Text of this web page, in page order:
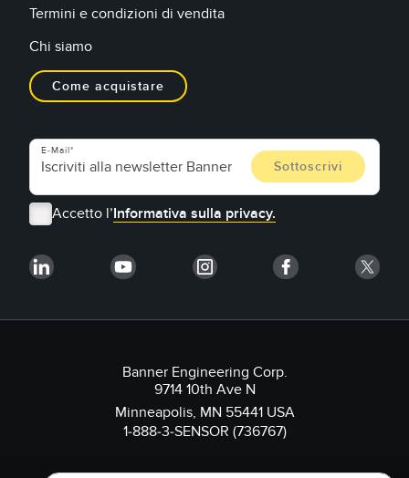
Termini e condizioni di vendita
Chi siamo
Come acquistare
E-Mail
Accetto l’Informativa sulla privacy.
Banner Engineering Corp.
9714 10th Ave N
Minneapolis, MN 55441 USA
1-888-3-SENSOR (736767)